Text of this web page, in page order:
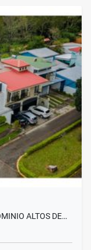
ALTOS DE…